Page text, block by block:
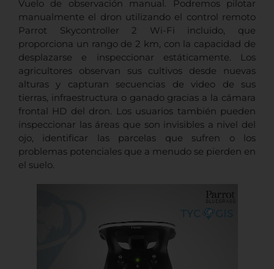
Vuelo de observación manual. Podremos pilotar
manualmente el dron utilizando el control remoto
Parrot Skycontroller 2 Wi-Fi incluido, que
proporciona un rango de 2 km, con la capacidad de
desplazarse e inspeccionar estáticamente. Los
agricultores observan sus cultivos desde nuevas
alturas y capturan secuencias de video de sus
tierras, infraestructura o ganado gracias a la cámara
frontal HD del dron. Los usuarios también pueden
inspeccionar las áreas que son invisibles a nivel del
ojo, identificar las parcelas que sufren o los
problemas potenciales que a menudo se pierden en
el suelo.